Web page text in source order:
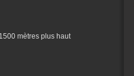
mètres plus haut